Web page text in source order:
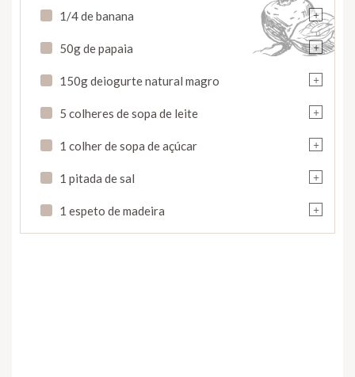
+
1/4 de banana
+
50g de papaia
+
150g deiogurte natural magro
+
5 colheres de sopa de leite
+
1 colher de sopa de açúcar
+
1 pitada de sal
+
1 espeto de madeira